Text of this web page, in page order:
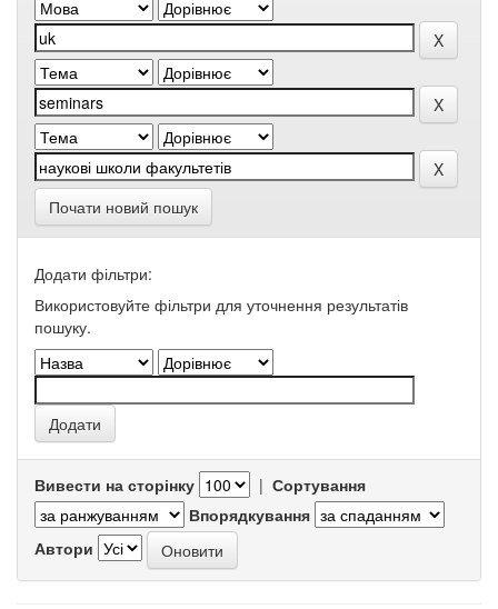
Почати новий пошук
Додати фільтри:
Використовуйте фільтри для уточнення результатів
пошуку.
Вивести на сторінку | Сортування
Впорядкування
Автори